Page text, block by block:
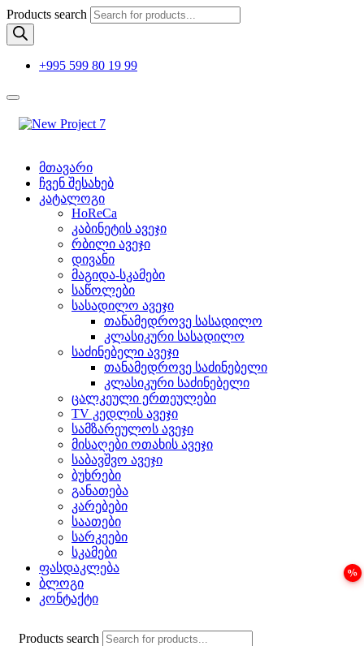
Products search
+995 599 80 19 99
მთავარი
ჩვენ შესახებ
კატალოგი
HoReCa
კაბინეტის ავეჯი
რბილი ავეჯი
დივანი
მაგიდა-სკამები
საწოლები
სასადილო ავეჯი
თანამედროვე სასადილო
კლასიკური სასადილო
საძინებელი ავეჯი
თანამედროვე საძინებელი
კლასიკური საძინებელი
ცალკეული ერთეულები
TV კედლის ავეჯი
სამზარეულოს ავეჯი
მისაღები ოთახის ავეჯი
საბავშვო ავეჯი
ბუხრები
განათება
კარებები
საათები
სარკეები
სკამები
ფასდაკლება
ბლოგი
კონტაქტი
Products search